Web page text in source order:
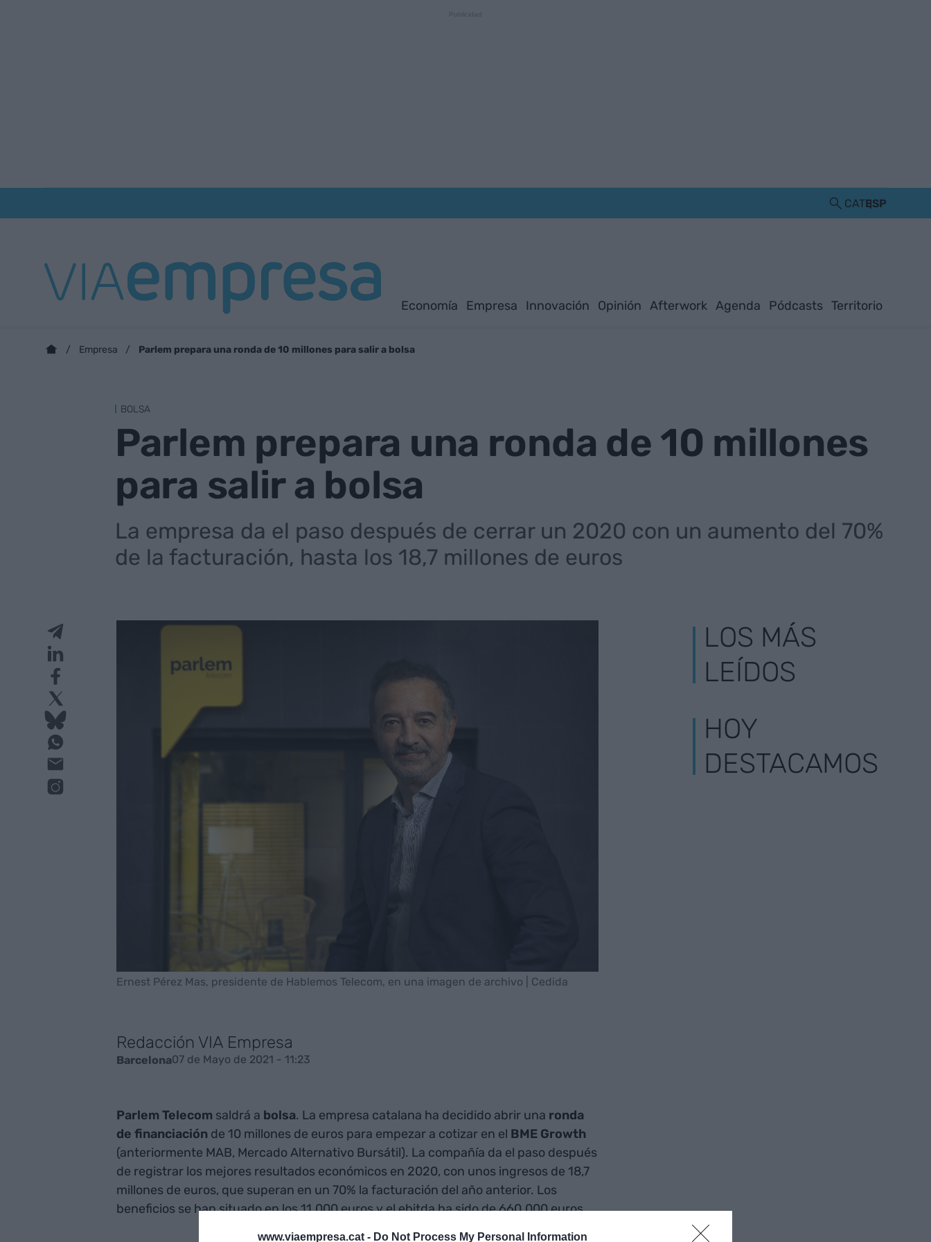
www.viaempresa.cat - Do Not Process My Personal Information
CATESP
Economía Empresa Innovación Opinión Afterwork Agenda Pódcasts Territorio
Empresa Parlem prepara una ronda de 10 millones para salir a bolsa
BOLSA
Parlem prepara una ronda de 10 millones
para salir a bolsa
La empresa da el paso después de cerrar un 2020 con un aumento del 70%
de la facturación, hasta los 18,7 millones de euros
Ernest Pérez Mas, presidente de Hablemos Telecom, en una imagen de archivo | Cedida
Redacción VIA Empresa
Barcelona07 de Mayo de 2021 - 11:23
Parlem Telecom saldrá a bolsa. La empresa catalana ha decidido abrir una ronda
de financiación de 10 millones de euros para empezar a cotizar en el BME Growth
(anteriormente MAB, Mercado Alternativo Bursátil). La compañía da el paso después
de registrar los mejores resultados económicos en 2020, con unos ingresos de 18,7
millones de euros, que superan en un 70% la facturación del año anterior. Los
beneficios se han situado en los 11.000 euros y el ebitda ha sido de 660.000 euros.
LOS MÁS
LEÍDOS
HOY
DESTACAMOS